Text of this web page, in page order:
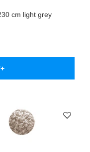
cm light grey